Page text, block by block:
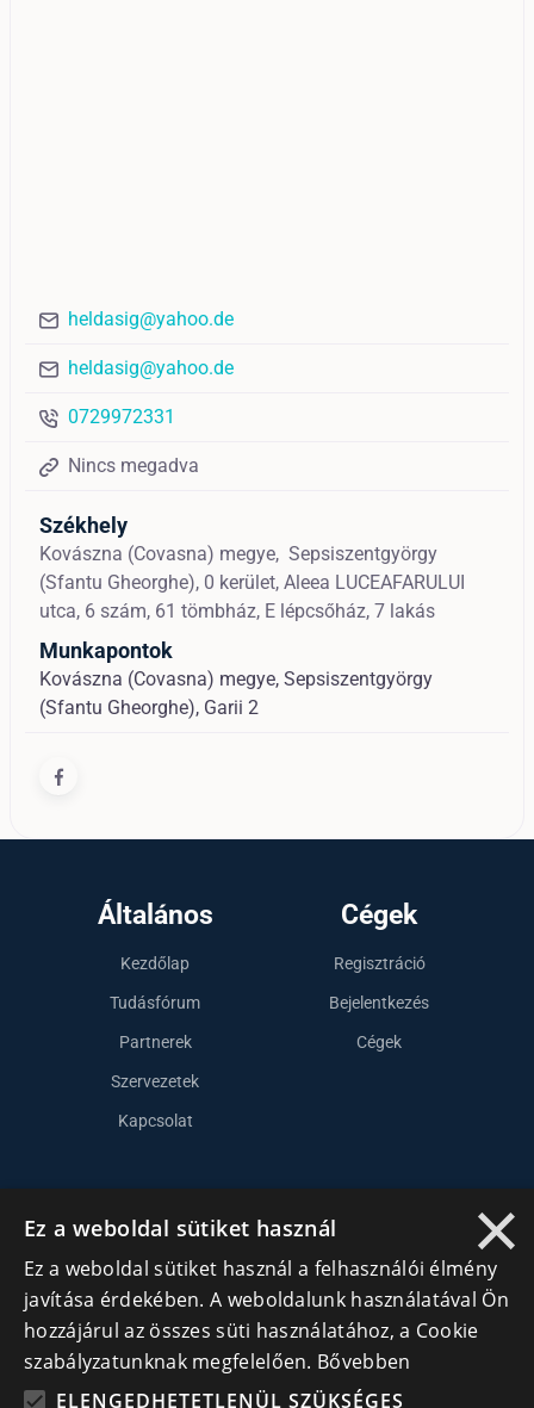
heldasig@yahoo.de
heldasig@yahoo.de
0729972331
Nincs megadva
Székhely
Kovászna (Covasna) megye, Sepsiszentgyörgy
(Sfantu Gheorghe), 0 kerület, Aleea LUCEAFARULUI
utca, 6 szám, 61 tömbház, E lépcsőház, 7 lakás
Munkapontok
Kovászna (Covasna) megye, Sepsiszentgyörgy
(Sfantu Gheorghe), Garii 2
Általános
Kezdőlap
Tudásfórum
Partnerek
Szervezetek
Kapcsolat
Cégek
Regisztráció
Bejelentkezés
Cégek
+40 740 856 970
×
Ez a weboldal sütiket használ
Ez a weboldal sütiket használ a felhasználói élmény
javítása érdekében. A weboldalunk használatával Ön
hozzájárul az összes süti használatához, a Cookie
szabályzatunknak megfelelően. Bővebben
ELENGEDHETETLENÜL SZÜKSÉGES